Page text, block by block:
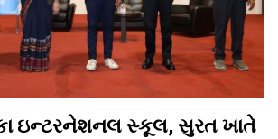
ઇન્ટરનેશનલ સ્કૂલ, સુરત ખાતે